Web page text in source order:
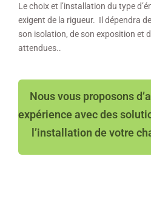
Le choix et l’installation du type
exigent de la rigueur. Il dépendra
son isolation, de son exposition et
attendues. .
Nous vous proposons
expérience avec des
l’installation de votre